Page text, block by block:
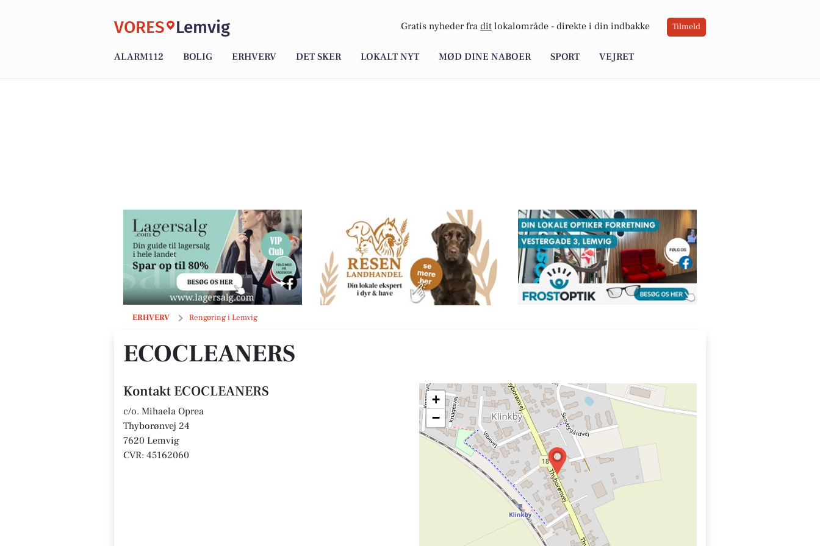
VORES Lemvig Gratis nyheder fra dit lokalområde - direkte i din indbakke Tilmeld
ALARM112 BOLIG ERHVERV DET SKER LOKALT NYT MØD DINE NABOER SPORT VEJRET
ERHVERV Rengøring i Lemvig
ECOCLEANERS
ECOCLEANERS
Kontakt ECOCLEANERS
c/o. Mihaela Oprea
Thyborønvej 24
7620 Lemvig
CVR: 45162060
+
−